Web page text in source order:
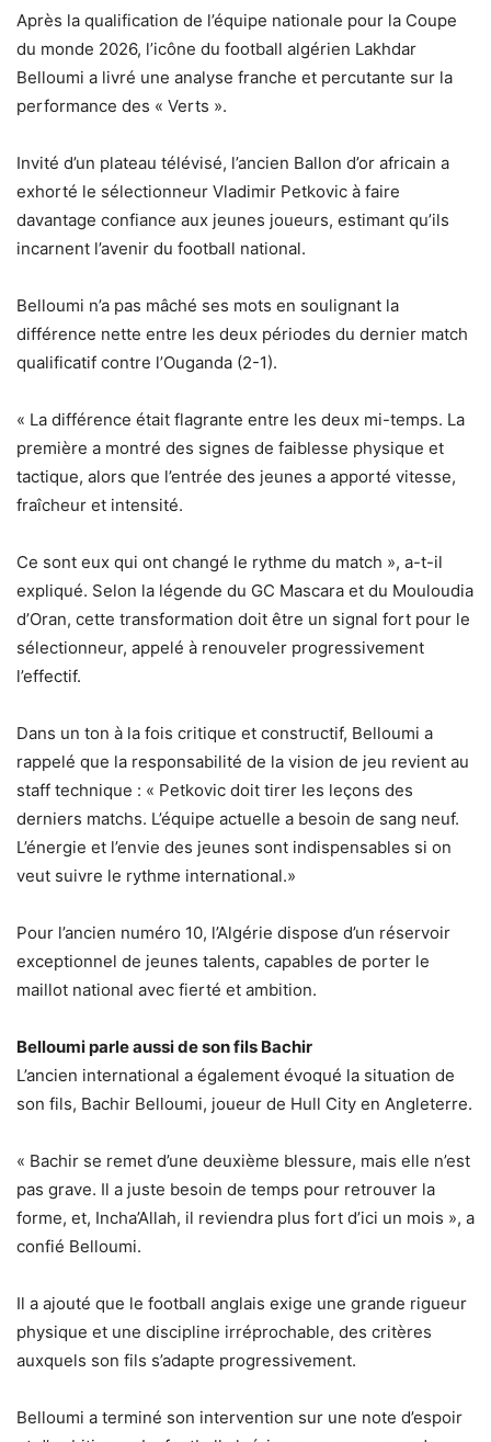
Après la qualification de l’équipe nationale pour la Coupe
du monde 2026, l’icône du football algérien Lakhdar
Belloumi a livré une analyse franche et percutante sur la
performance des « Verts ».
Invité d’un plateau télévisé, l’ancien Ballon d’or africain a
exhorté le sélectionneur Vladimir Petkovic à faire
davantage confiance aux jeunes joueurs, estimant qu’ils
incarnent l’avenir du football national.
Belloumi n’a pas mâché ses mots en soulignant la
différence nette entre les deux périodes du dernier match
qualificatif contre l’Ouganda (2-1).
« La différence était flagrante entre les deux mi-temps. La
première a montré des signes de faiblesse physique et
tactique, alors que l’entrée des jeunes a apporté vitesse,
fraîcheur et intensité.
Ce sont eux qui ont changé le rythme du match », a-t-il
expliqué. Selon la légende du GC Mascara et du Mouloudia
d’Oran, cette transformation doit être un signal fort pour le
sélectionneur, appelé à renouveler progressivement
l’effectif.
Dans un ton à la fois critique et constructif, Belloumi a
rappelé que la responsabilité de la vision de jeu revient au
staff technique : « Petkovic doit tirer les leçons des
derniers matchs. L’équipe actuelle a besoin de sang neuf.
L’énergie et l’envie des jeunes sont indispensables si on
veut suivre le rythme international.»
Pour l’ancien numéro 10, l’Algérie dispose d’un réservoir
exceptionnel de jeunes talents, capables de porter le
maillot national avec fierté et ambition.
Belloumi parle aussi de son fils Bachir
L’ancien international a également évoqué la situation de
son fils, Bachir Belloumi, joueur de Hull City en Angleterre.
« Bachir se remet d’une deuxième blessure, mais elle n’est
pas grave. Il a juste besoin de temps pour retrouver la
forme, et, Incha’Allah, il reviendra plus fort d’ici un mois », a
confié Belloumi.
Il a ajouté que le football anglais exige une grande rigueur
physique et une discipline irréprochable, des critères
auxquels son fils s’adapte progressivement.
Belloumi a terminé son intervention sur une note d’espoir